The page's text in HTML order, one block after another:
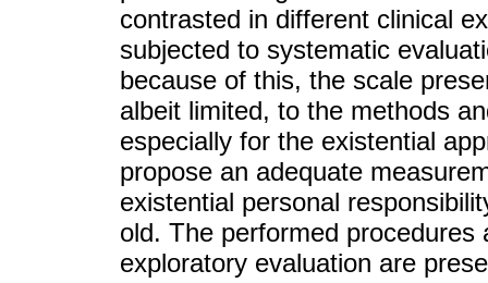
contrasted in different clinical
subjected to systematic
because of this, the scale
albeit limited, to the methods
especially for the existential
propose an adequate
existential personal
old. The performed
exploratory evaluation are